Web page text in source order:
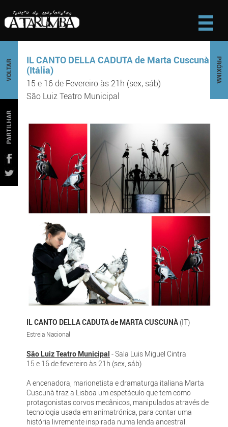
VOLTAR PRÓXIMA
PARTILHAR
IL CANTO DELLA CADUTA de Marta Cuscunà
(Itália)
15 e 16 de Fevereiro às 21h (sex, sáb)
São Luiz Teatro Municipal
IL CANTO DELLA CADUTA de MARTA CUSCUNÀ(IT)
Estreia Nacional
São Luiz Teatro Municipal - Sala Luis Miguel Cintra
15 e 16 de fevereiro às 21h (sex, sáb)
A encenadora, marionetista e dramaturga italiana Marta
Cuscunà traz a Lisboa um espetáculo que tem como
protagonistas corvos mecânicos, manipulados através de
tecnologia usada em animatrónica, para contar uma
história livremente inspirada numa lenda ancestral.